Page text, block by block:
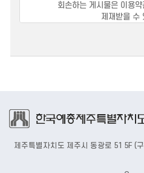
제주특별자치도 제주시 동광로 51 5F (